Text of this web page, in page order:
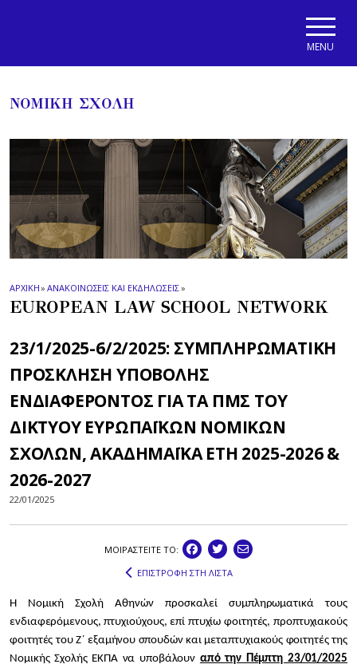
MENU
ΝΟΜΙΚΗ ΣΧΟΛΗ
ΑΡΧΙΚΗ» ΑΝΑΚΟΙΝΩΣΕΙΣ ΚΑΙ ΕΚΔΗΛΩΣΕΙΣ»
EUROPEAN LAW SCHOOL NETWORK
23/1/2025-6/2/2025: ΣΥΜΠΛΗΡΩΜΑΤΙΚΗ
ΠΡΟΣΚΛΗΣΗ ΥΠΟΒΟΛΗΣ
ΕΝΔΙΑΦΕΡΟΝΤΟΣ ΓΙΑ ΤΑ ΠΜΣ ΤΟΥ
ΔΙΚΤΥΟΥ ΕΥΡΩΠΑΪΚΩΝ ΝΟΜΙΚΩΝ
ΣΧΟΛΩΝ, ΑΚΑΔΗΜΑΪΚΑ ΕΤΗ 2025-2026 &
2026-2027
22/01/2025
ΜΟΙΡΑΣΤEIΤΕ ΤΟ:
ΕΠΙΣΤΡΟΦΗ ΣΤΗ ΛΙΣΤΑ
Η Νομική Σχολή Αθηνών προσκαλεί συμπληρωματικά τους
ενδιαφερόμενους, πτυχιούχους, επί πτυχίω φοιτητές, προπτυχιακούς
φοιτητές του Ζ΄ εξαμήνου σπουδών και μεταπτυχιακούς φοιτητές της
Νομικής Σχολής ΕΚΠΑ να υποβάλουν από την Πέμπτη 23/01/2025